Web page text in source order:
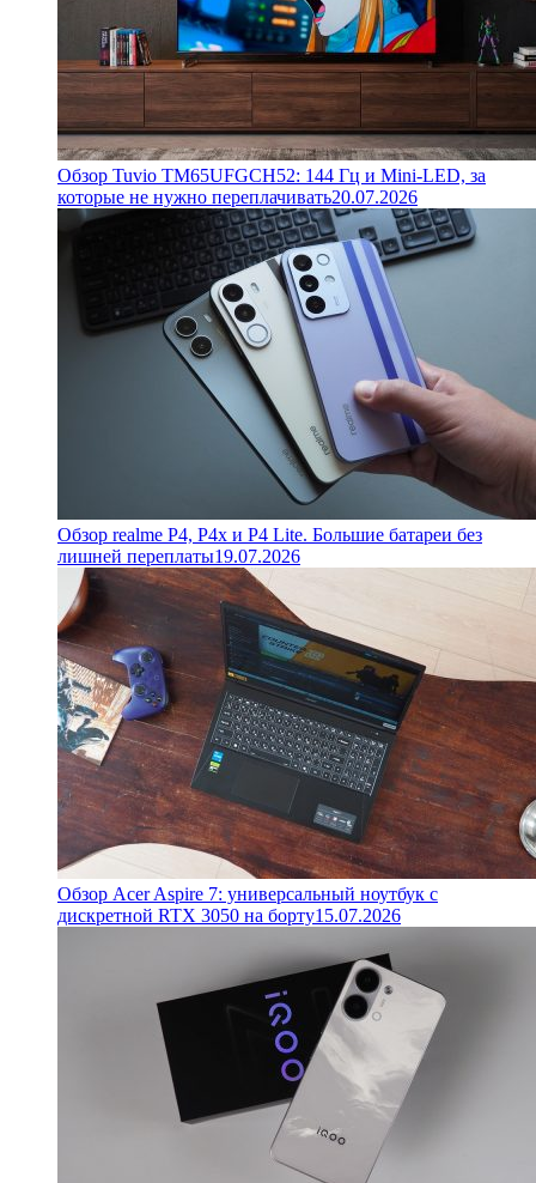
Обзор Tuvio TM65UFGCH52: 144 Гц и Mini-LED, за
которые не нужно переплачивать20.07.2026
Обзор realme P4, P4x и P4 Lite. Большие батареи без
лишней переплаты19.07.2026
Обзор Acer Aspire 7: универсальный ноутбук с
дискретной RTX 3050 на борту15.07.2026